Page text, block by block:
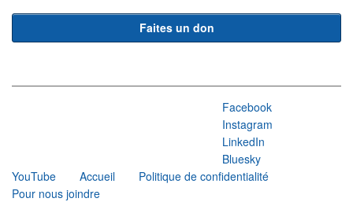
Faites un don
Facebook
Instagram
LinkedIn
Bluesky
YouTube
Accueil
Politique de confidentialité
Pour nous joindre